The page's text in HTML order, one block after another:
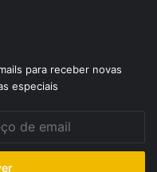
para receber novas
especiais